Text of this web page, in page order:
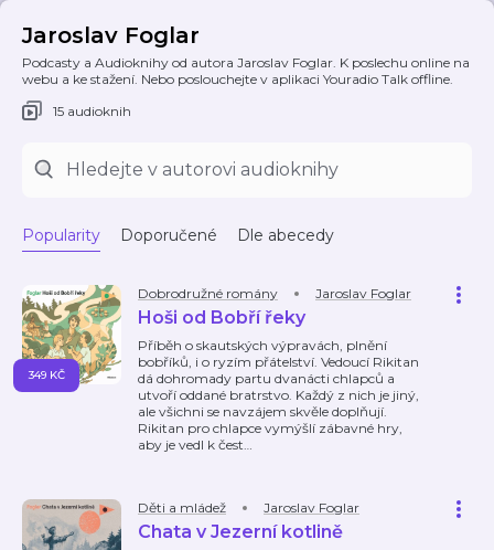
Jaroslav Foglar
Podcasty a Audioknihy od autora Jaroslav Foglar. K poslechu online na
webu a ke stažení. Nebo poslouchejte v aplikaci Youradio Talk offline.
15 audioknih
Popularity Doporučené Dle abecedy
Dobrodružné romány Jaroslav Foglar
Hoši od Bobří řeky
Příběh o skautských výpravách, plnění
bobříků, i o ryzím přátelství. Vedoucí Rikitan
dá dohromady partu dvanácti chlapců a
utvoří oddané bratrstvo. Každý z nich je jiný,
ale všichni se navzájem skvěle doplňují.
Rikitan pro chlapce vymýšlí zábavné hry,
aby je vedl k čest…
349 KČ
Děti a mládež Jaroslav Foglar
Chata v Jezerní kotlině